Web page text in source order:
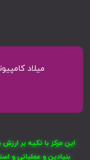
میلاد
این مرکز با تکیه بر
بنیادین و عملیاتی و